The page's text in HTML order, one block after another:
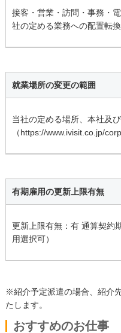
接客・営業・訪問・事務・
社の定める業務への配置転
就業場所の変更の範囲
当社の定める場所、本社及
（https://www.ivisit.co.jp/
有期雇用の更新上限有無
更新上限有無：有 通算契約
用選択可）
※紹介予定派遣の場合、紹介
たします。
おすすめのお仕事